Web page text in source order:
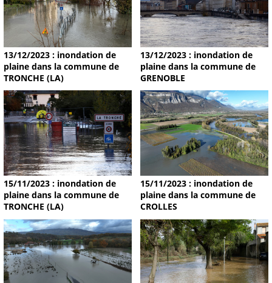
13/12/2023 : inondation de
plaine dans la commune de
TRONCHE (LA)
13/12/2023 : inondation de
plaine dans la commune de
GRENOBLE
15/11/2023 : inondation de
plaine dans la commune de
TRONCHE (LA)
15/11/2023 : inondation de
plaine dans la commune de
CROLLES